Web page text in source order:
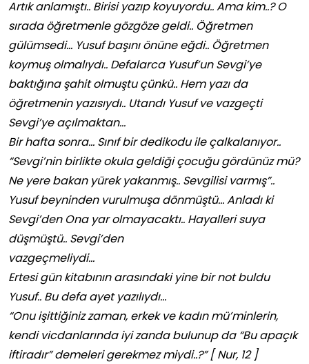
Artık anlamıştı.. Birisi yazıp koyuyordu.. Ama kim..? O
sırada öğretmenle gözgöze geldi.. Öğretmen
gülümsedi… Yusuf başını önüne eğdi.. Öğretmen
koymuş olmalıydı.. Defalarca Yusuf’un Sevgi’ye
baktığına şahit olmuştu çünkü.. Hem yazı da
öğretmenin yazısıydı.. Utandı Yusuf ve vazgeçti
Sevgi’ye açılmaktan…
Bir hafta sonra… Sınıf bir dedikodu ile çalkalanıyor..
“Sevgi’nin birlikte okula geldiği çocuğu gördünüz mü?
Ne yere bakan yürek yakanmış.. Sevgilisi varmış”..
Yusuf beyninden vurulmuşa dönmüştü… Anladı ki
Sevgi’den Ona yar olmayacaktı.. Hayalleri suya
düşmüştü.. Sevgi’den
vazgeçmeliydi…
Ertesi gün kitabının arasındaki yine bir not buldu
Yusuf.. Bu defa ayet yazılıydı…
“Onu işittiğiniz zaman, erkek ve kadın mü’minlerin,
kendi vicdanlarında iyi zanda bulunup da “Bu apaçık
iftiradır” demeleri gerekmez miydi..?” [ Nur, 12 ]